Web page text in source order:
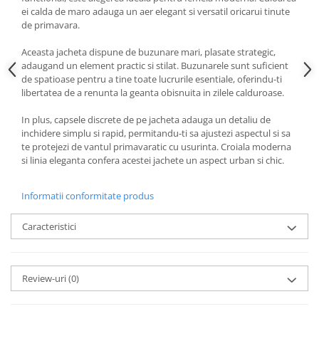
ei calda de maro adauga un aer elegant si versatil oricarui tinute
de primavara.
Aceasta jacheta dispune de buzunare mari, plasate strategic,
adaugand un element practic si stilat. Buzunarele sunt suficient
de spatioase pentru a tine toate lucrurile esentiale, oferindu-ti
libertatea de a renunta la geanta obisnuita in zilele calduroase.
In plus, capsele discrete de pe jacheta adauga un detaliu de
inchidere simplu si rapid, permitandu-ti sa ajustezi aspectul si sa
te protejezi de vantul primavaratic cu usurinta. Croiala moderna
si linia eleganta confera acestei jachete un aspect urban si chic.
Informatii conformitate produs
Caracteristici
Review-uri(0)